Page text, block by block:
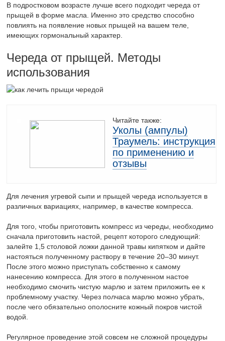
В подростковом возрасте лучше всего подходит череда от
прыщей в форме масла. Именно это средство способно
повлиять на появление новых прыщей на вашем теле,
имеющих гормональный характер.
Череда от прыщей. Методы
использования
Читайте также:
Уколы (ампулы)
Траумель: инструкция
по применению и
отзывы
Для лечения угревой сыпи и прыщей череда используется в
различных вариациях, например, в качестве компресса.
Для того, чтобы приготовить компресс из череды, необходимо
сначала приготовить настой, рецепт которого следующий:
залейте 1,5 столовой ложки данной травы кипятком и дайте
настояться полученному раствору в течение 20–30 минут.
После этого можно приступать собственно к самому
нанесению компресса. Для этого в полученном настое
необходимо смочить чистую марлю и затем приложить ее к
проблемному участку. Через полчаса марлю можно убрать,
после чего обязательно ополосните кожный покров чистой
водой.
Регулярное проведение этой совсем не сложной процедуры